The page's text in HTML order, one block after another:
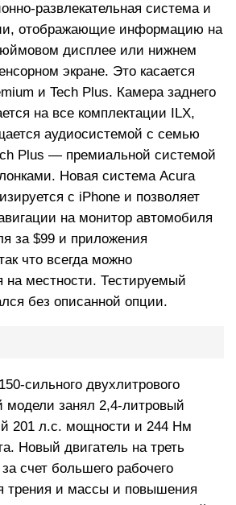
развлекательная система и
отображающие информацию на
дисплее или нижнем
экране. Это касается
и Tech Plus. Камера заднего
на все комплектации ILX,
аудиосистемой с семью
Plus — премиальной системой
Новая система Acura
с iPhone и позволяет
на монитор автомобиля
за $99 и приложения
что всегда можно
на местности. Тестируемый
без описанной опции.
сильного двухлитрового
модели занял 2,4-литровый
201 л.с. мощности и 244 Нм
Новый двигатель на треть
счет большего рабочего
трения и массы и повышения